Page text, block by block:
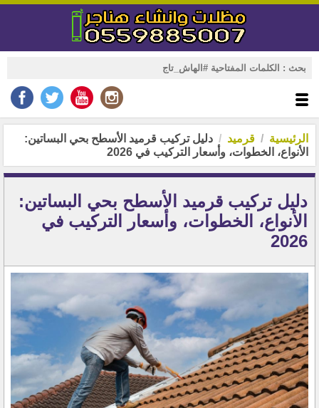
الرئيسية قرميد
دليل تركيب قرميد الأسطح بحي البساتين:
الأنواع، الخطوات، وأسعار التركيب في 2026
دليل تركيب قرميد الأسطح بحي البساتين:
الأنواع، الخطوات، وأسعار التركيب في
2026